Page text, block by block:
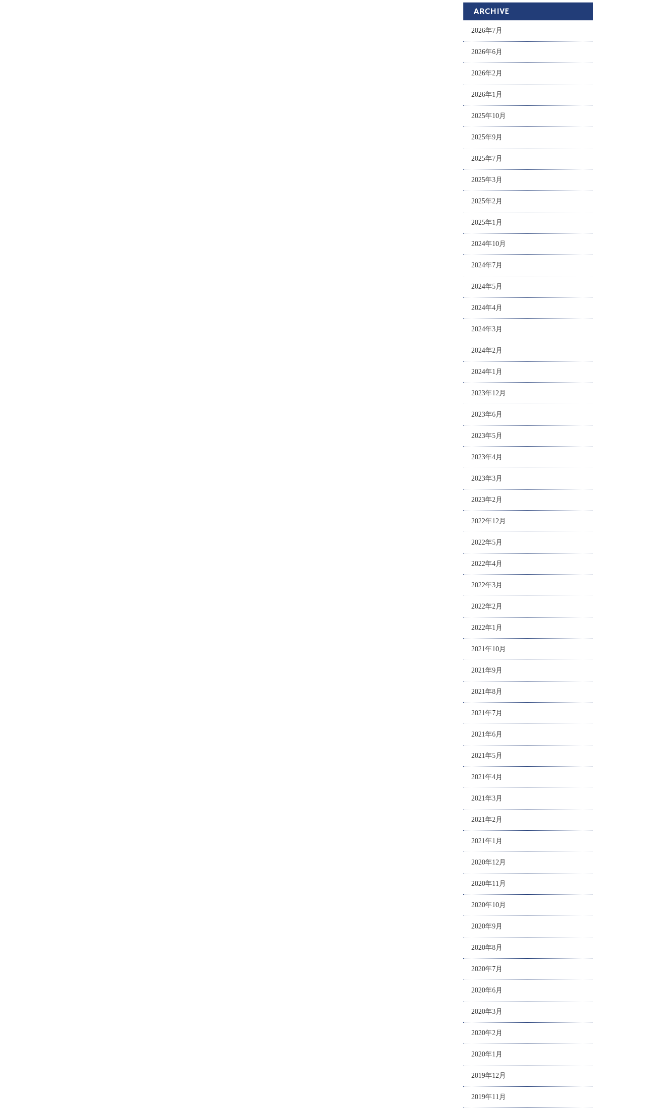
ARCHIVE
2026年7月
2026年6月
2026年2月
2026年1月
2025年10月
2025年9月
2025年7月
2025年3月
2025年2月
2025年1月
2024年10月
2024年7月
2024年5月
2024年4月
2024年3月
2024年2月
2024年1月
2023年12月
2023年6月
2023年5月
2023年4月
2023年3月
2023年2月
2022年12月
2022年5月
2022年4月
2022年3月
2022年2月
2022年1月
2021年10月
2021年9月
2021年8月
2021年7月
2021年6月
2021年5月
2021年4月
2021年3月
2021年2月
2021年1月
2020年12月
2020年11月
2020年10月
2020年9月
2020年8月
2020年7月
2020年6月
2020年3月
2020年2月
2020年1月
2019年12月
2019年11月